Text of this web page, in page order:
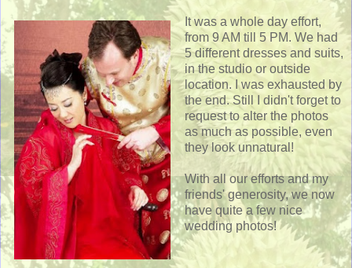
It was a whole day effort,
from 9 AM till 5 PM. We had
5 different dresses and suits,
in the studio or outside
location. I was exhausted by
the end. Still I didn't forget to
request to alter the photos
as much as possible, even
they look unnatural!
With all our efforts and my
friends' generosity, we now
have quite a few nice
wedding photos!